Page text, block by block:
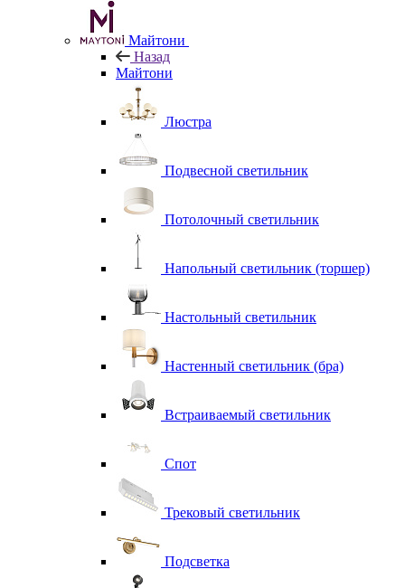
Майтони
Назад
Майтони
Люстра
Подвесной светильник
Потолочный светильник
Напольный светильник (торшер)
Настольный светильник
Настенный светильник (бра)
Встраиваемый светильник
Спот
Трековый светильник
Подсветка